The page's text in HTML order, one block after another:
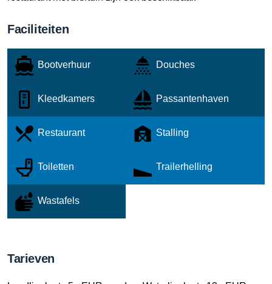
Faciliteiten
Bootverhuur Douches
Kleedkamers Passantenhaven
Restaurant Stalling
Toiletten Trailerhelling
Wastafels
Tarieven